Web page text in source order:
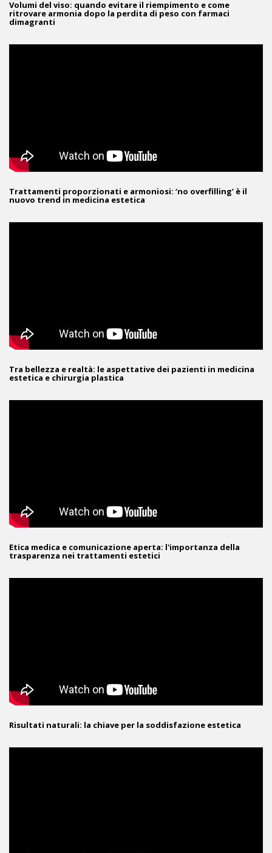
Volumi del viso: quando evitare il riempimento e come
ritrovare armonia dopo la perdita di peso con farmaci
dimagranti
Trattamenti proporzionati e armoniosi: ‘no overfilling’ è il
nuovo trend in medicina estetica
Tra bellezza e realtà: le aspettative dei pazienti in medicina
estetica e chirurgia plastica
Etica medica e comunicazione aperta: l'importanza della
trasparenza nei trattamenti estetici
Risultati naturali: la chiave per la soddisfazione estetica